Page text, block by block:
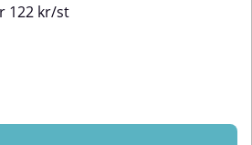
122 kr/st